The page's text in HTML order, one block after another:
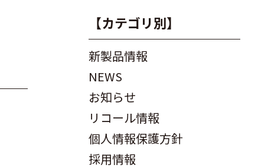
【カテゴリ別】
新製品情報
NEWS
お知らせ
リコール情報
個人情報保護方針
採用情報